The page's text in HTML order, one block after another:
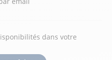
dans votre